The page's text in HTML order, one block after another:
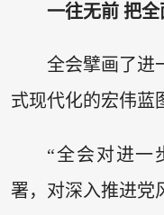
一往无前 把
全会擘画了进
式现代化的宏伟蓝
“全会对进一
署，对深入推进党